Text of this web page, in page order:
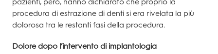
procedura di estrazione di denti si era rivelata la più
dolorosa tra le restanti fasi della procedura.
Dolore dopo l’intervento di implantologia